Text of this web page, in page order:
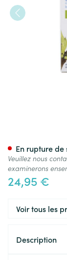
24,95 €
En rupture de
Veuillez nous
examinerons
Voir tous les
Description